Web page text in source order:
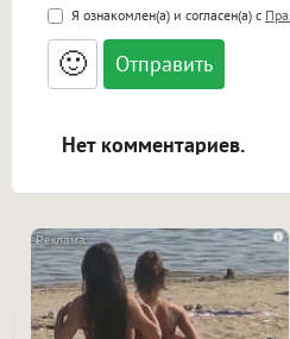
<b>, <strong>, <u>, <i>,
<small>, <sup>, <sub>,
<blockquote>, <code>
адреса URL
ссылками, и [img]адрес[/
Я ознакомлен(а) и согласен(а) с
🙂
Нет комментариев.
i